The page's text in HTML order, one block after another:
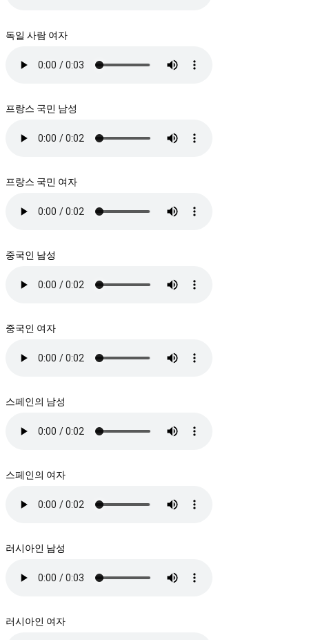
독일 사람 여자
프랑스 국민 남성
프랑스 국민 여자
중국인 남성
중국인 여자
스페인의 남성
스페인의 여자
러시아인 남성
러시아인 여자